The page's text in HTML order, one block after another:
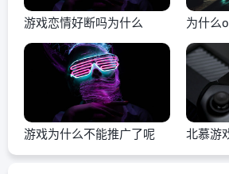
游戏恋情好断吗为什么 为什么
游戏为什么不能推广了呢 北慕游